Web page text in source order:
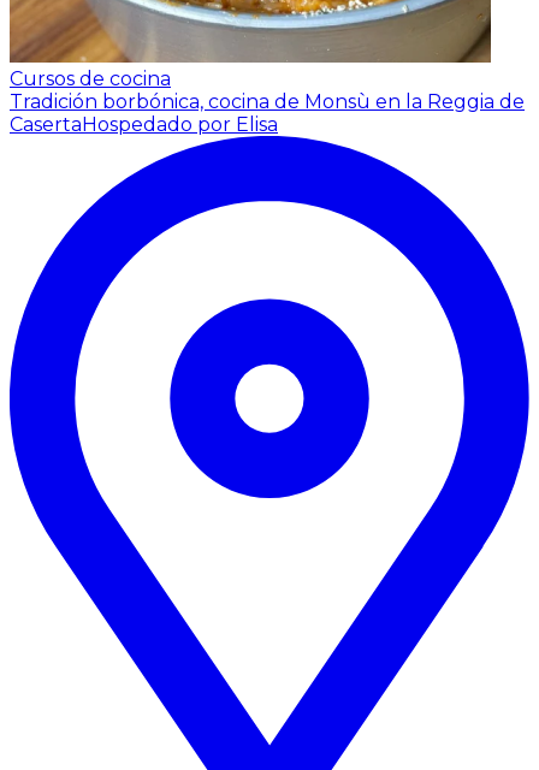
Cursos de cocina
Tradición borbónica, cocina de Monsù en la Reggia de
CasertaHospedado por Elisa